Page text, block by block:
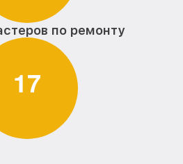
по ремонту
17